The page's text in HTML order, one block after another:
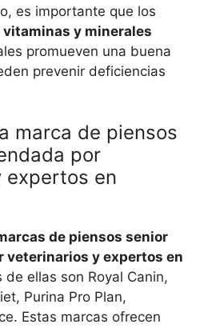
es importante que los
vitaminas y minerales
promueven una buena
prevenir deficiencias
marca de piensos
por
expertos en
de piensos senior
veterinarios y expertos en
de ellas son Royal Canin,
Purina Pro Plan,
Estas marcas ofrecen